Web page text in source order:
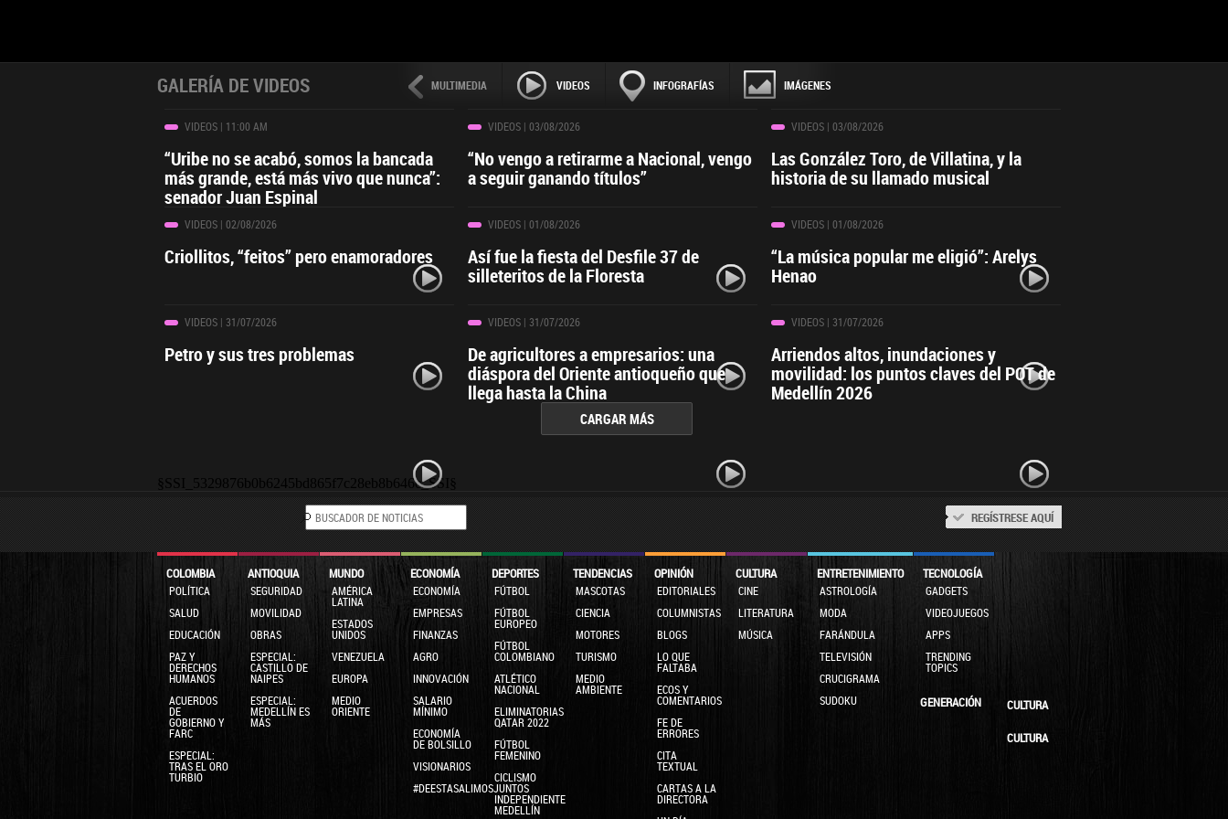
MULTIMEDIA VIDEOS INFOGRAFÍAS IMÁGENES
GALERÍA DE VIDEOS
VIDEOS| 11:00 AM
“Uribe no se acabó, somos la bancada
más grande, está más vivo que nunca”:
senador Juan Espinal
VIDEOS| 03/08/2026
“No vengo a retirarme a Nacional, vengo
a seguir ganando títulos”
VIDEOS| 03/08/2026
Las González Toro, de Villatina, y la
historia de su llamado musical
VIDEOS| 02/08/2026
Criollitos, “feitos” pero enamoradores
VIDEOS| 01/08/2026
Así fue la fiesta del Desfile 37 de
silleteritos de la Floresta
VIDEOS| 01/08/2026
“La música popular me eligió”: Arelys
Henao
VIDEOS| 31/07/2026
Petro y sus tres problemas
VIDEOS| 31/07/2026
De agricultores a empresarios: una
diáspora del Oriente antioqueño que
llega hasta la China
VIDEOS| 31/07/2026
Arriendos altos, inundaciones y
movilidad: los puntos claves del POT de
Medellín 2026
CARGAR MÁS
§SSI_5329876b0b6245bd865f7c28eb8b646c_SSI§
REGÍSTRESE AQUÍ
COLOMBIA
POLÍTICA
SALUD
EDUCACIÓN
PAZ Y
DERECHOS
HUMANOS
ACUERDOS
DE
GOBIERNO Y
FARC
ESPECIAL:
TRAS EL ORO
TURBIO
ANTIOQUIA
SEGURIDAD
MOVILIDAD
OBRAS
ESPECIAL:
CASTILLO DE
NAIPES
ESPECIAL:
MEDELLÍN ES
MÁS
MUNDO
AMÉRICA
LATINA
ESTADOS
UNIDOS
VENEZUELA
EUROPA
MEDIO
ORIENTE
ECONOMÍA
ECONOMÍA
EMPRESAS
FINANZAS
AGRO
INNOVACIÓN
SALARIO
MÍNIMO
ECONOMÍA
DE BOLSILLO
VISIONARIOS
#DEESTASALIMOSJUNTOS
DEPORTES
FÚTBOL
FÚTBOL
EUROPEO
FÚTBOL
COLOMBIANO
ATLÉTICO
NACIONAL
ELIMINATORIAS
QATAR 2022
FÚTBOL
FEMENINO
CICLISMO
INDEPENDIENTE
MEDELLÍN
TENDENCIAS
MASCOTAS
CIENCIA
MOTORES
TURISMO
MEDIO
AMBIENTE
OPINIÓN
EDITORIALES
COLUMNISTAS
BLOGS
LO QUE
FALTABA
ECOS Y
COMENTARIOS
FE DE
ERRORES
CITA
TEXTUAL
CARTAS A LA
DIRECTORA
CULTURA
CINE
LITERATURA
MÚSICA
ENTRETENIMIENTO
ASTROLOGÍA
MODA
FARÁNDULA
TELEVISIÓN
CRUCIGRAMA
SUDOKU
TECNOLOGÍA
GADGETS
VIDEOJUEGOS
APPS
TRENDING
TOPICS
GENERACIÓN
CULTURA
CULTURA